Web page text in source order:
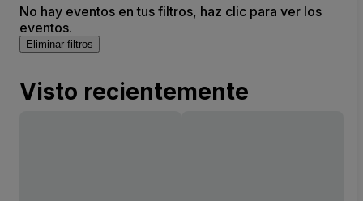
No hay eventos en tus filtros, haz clic para ver los
eventos.
Eliminar filtros
Visto recientemente